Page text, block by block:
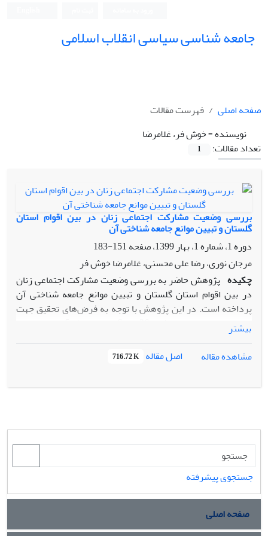
جامعه شناسی سیاسی انقلاب اسلامی
صفحه اصلی
فهرست مقالات
نویسنده =خوش فر، غلامرضا
تعداد مقالات:
1
بررسی وضعیت مشارکت اجتماعی زنان در بین اقوام استان
گلستان و تبیین موانع جامعه شناختی آن
دوره 1، شماره 1، بهار 1399، صفحه
151-183
مرجان نوری، رضا علی محسنی، غلامرضا خوش فر
چکیده پژوهش حاضر به بررسی وضعیت مشارکت اجتماعی زنان
در بین اقوام استان گلستان و تبیین موانع جامعه شناختی آن
پرداخته است. در این پژوهش با توجه به فرض‌های تحقیق جهت
استنباطی استفاده شده است. بر اساس نتایج تحقیق، میزان
مدل رگرسیونی نیز برازندگی لازم را دارا می‌باشد. اما مقادیر تأثیر
شخصیتی به میزان 0.21 بر مشارکت اجتماعی تأثیر گذار است. پس
از چهار فرضیه دو مورد تأیید و دو مورد رد می‌شود. همچنین دو
بیشتر
مشاهده مقاله
اصل مقاله 716.72 K
جستجوی پیشرفته
صفحه اصلی